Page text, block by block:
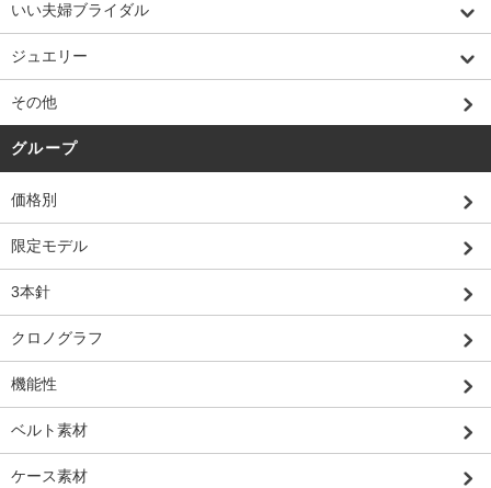
いい夫婦ブライダル
ジュエリー
その他
グループ
価格別
限定モデル
3本針
クロノグラフ
機能性
ベルト素材
ケース素材